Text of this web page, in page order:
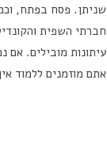
שניתן. פסח בפתח,
חברתי השפית
עיתונות מובילים.
אתם מוזמנים ללמוד